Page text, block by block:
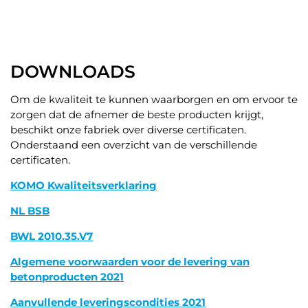
DOWNLOADS
Om de kwaliteit te kunnen waarborgen en om ervoor te
zorgen dat de afnemer de beste producten krijgt,
beschikt onze fabriek over diverse certificaten.
Onderstaand een overzicht van de verschillende
certificaten.
KOMO Kwaliteitsverklaring
NL BSB
BWL 2010.35.V7
Algemene voorwaarden voor de levering van
betonproducten 2021
Aanvullende leveringscondities 2021